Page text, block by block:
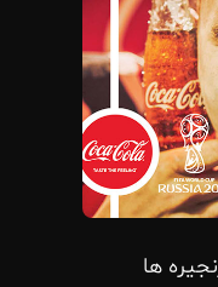
ها